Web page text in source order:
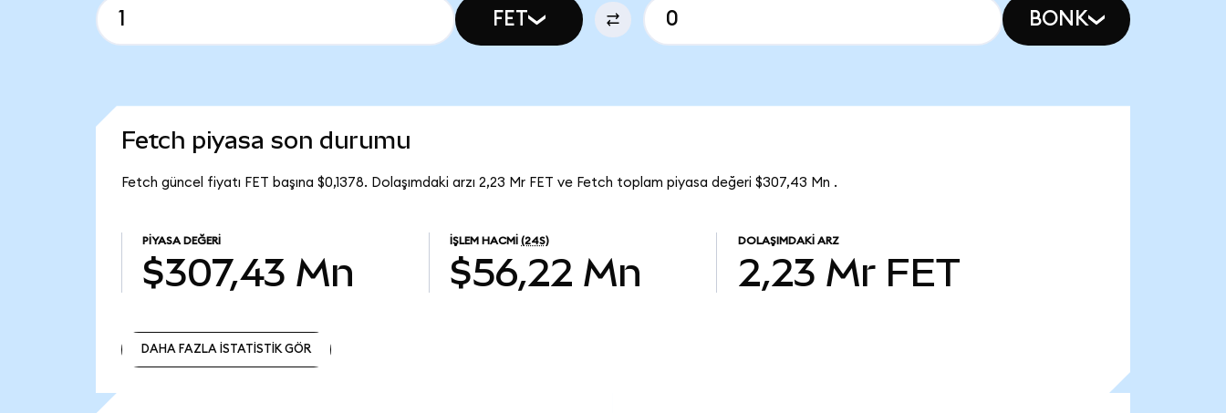
FET BONK
Fetch piyasa son durumu
Fetch güncel fiyatı FET başına $0,1378. Dolaşımdaki arzı 2,23 Mr FET ve Fetch toplam piyasa değeri $307,43 Mn .
PIYASA DEĞERI
$307,43 Mn
İŞLEM HACMI (24S)
$56,22 Mn
DOLAŞIMDAKI ARZ
2,23 Mr FET
DAHA FAZLA İSTATİSTİK GÖR